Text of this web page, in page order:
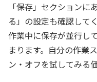
「保存」セクションに
る」の設定も確認して
作業中に保存が並行し
まります。自分の作業
ン・オフを試してみる